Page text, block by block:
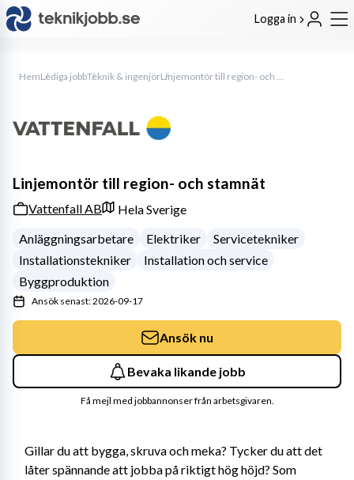
Logga in
HemLediga jobbTeknik & ingenjör Linjemontör till region- och stamnät
Gillar du att bygga, skruva och meka? Tycker du att det
låter spännande att jobba på riktigt hög höjd? Som
Linjemontör till region- och stamnät
Vattenfall AB
Hela Sverige
Anläggningsarbetare
Elektriker
Servicetekniker
Installationstekniker
Installation och service
Byggproduktion
Ansök senast: 2026-09-17
Ansök nu
Bevaka likande jobb
Få mejl med jobbannonser från arbetsgivaren.